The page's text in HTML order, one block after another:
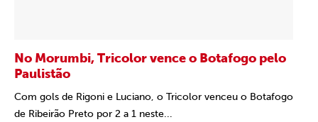
No Morumbi, Tricolor vence o Botafogo pelo
Paulistão
Com gols de Rigoni e Luciano, o Tricolor venceu o Botafogo
de Ribeirão Preto por 2 a 1 neste...